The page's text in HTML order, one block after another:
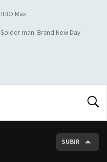
HBO Max
Spider-man: Brand New Day
SUBIR